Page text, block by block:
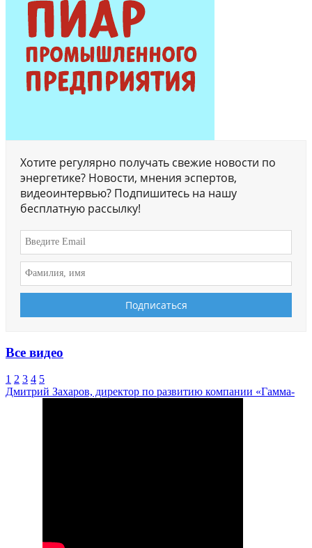
Хотите регулярно получать свежие новости по
энергетике? Новости, мнения эспертов,
видеоинтервью? Подпишитесь на нашу
бесплатную рассылку!
Все видео
1 2 3 4 5
Дмитрий Захаров, директор по развитию компании «Гамма-